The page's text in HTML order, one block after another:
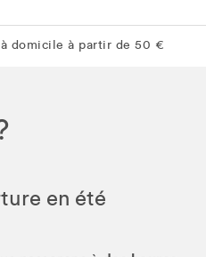
domicile à partir de 50 €
en été